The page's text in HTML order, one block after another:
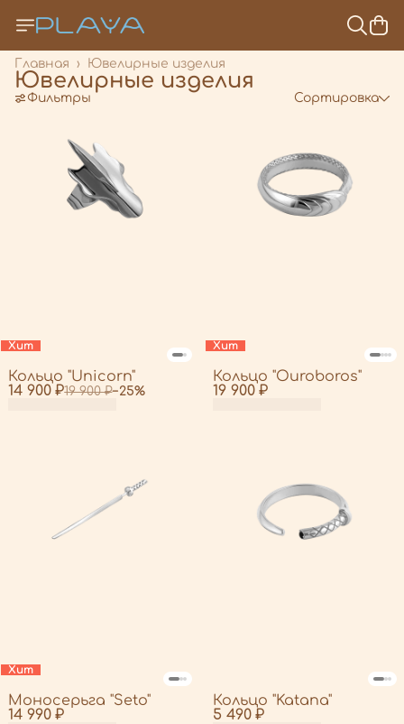
Ювелирные изделия
Главная ›
Ювелирные изделия
Фильтры Сортировка
Хит
14 900 ₽19 900 ₽−25%
Кольцо "Unicorn"
Хит
19 900 ₽
Кольцо "Ouroboros"
Хит
14 990 ₽
Моносерьга "Seto"
5 490 ₽
Кольцо "Katana"